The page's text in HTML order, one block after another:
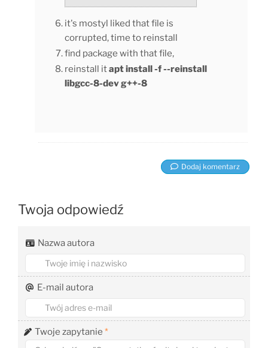
it's mostyl liked that file is
corrupted, time to reinstall
find package with that file,
reinstall itapt install -f --reinstall
libgcc-8-dev g++-8
Dodaj komentarz
Twoja odpowiedź
Nazwa autora
E-mail autora
Twoje zapytanie *